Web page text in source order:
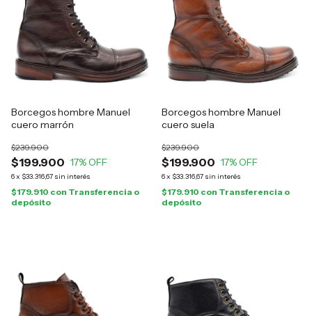
Borcegos hombre Manuel
cuero marrón
$199.900
$239.900
17% OFF
6x $33.316,67 sin interés
$179.910 con Transferencia o
depósito
Borcegos hombre Manuel
cuero suela
$199.900
$239.900
17% OFF
6x $33.316,67 sin interés
$179.910 con Transferencia o
depósito